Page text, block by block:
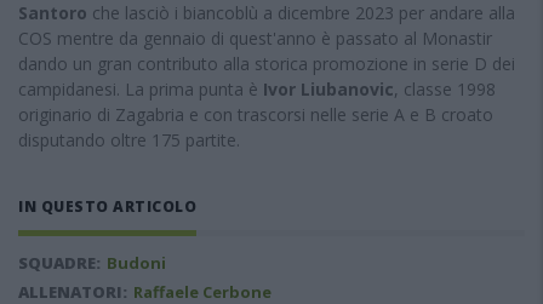
Santoro che lasciò i biancoblù a dicembre 2023 per andare alla
COS mentre da gennaio di quest'anno è passato al Monastir
dando un gran contributo alla storica promozione in serie D dei
campidanesi. La prima punta è Ivor Liubanovic, classe 1998
originario di Zagabria e con trascorsi nelle serie A e B croato
disputando oltre 175 partite.
IN QUESTO ARTICOLO
SQUADRE: Budoni
ALLENATORI: Raffaele Cerbone